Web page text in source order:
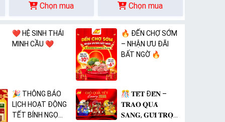
Chọn mua Chọn mua
❤️ HỆ SINH THÁI
MINH CẦU ❤️
🔥 ĐẾN CHỢ SỚM
– NHẬN ƯU ĐÃI
BẤT NGỜ 🔥
🎉 THÔNG BÁO
LỊCH HOẠT ĐỘNG
TẾT BÍNH NGỌ
🎊 𝐓𝐄̂́𝐓 Đ𝐄̂́𝐍 –
𝐓𝐑𝐀𝐎 𝐐𝐔𝐀̀
𝐒𝐀𝐍𝐆, 𝐆𝐔̛̉𝐈 𝐓𝐑𝐎̣𝐍